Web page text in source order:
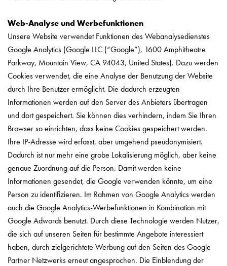
Web-Analyse und Werbefunktionen
Unsere Website verwendet Funktionen des Webanalysedienstes
Google Analytics (Google LLC (“Google”), 1600 Amphitheatre
Parkway, Mountain View, CA 94043, United States). Dazu werden
Cookies verwendet, die eine Analyse der Benutzung der Website
durch Ihre Benutzer ermöglicht. Die dadurch erzeugten
Informationen werden auf den Server des Anbieters übertragen
und dort gespeichert. Sie können dies verhindern, indem Sie Ihren
Browser so einrichten, dass keine Cookies gespeichert werden.
Ihre IP-Adresse wird erfasst, aber umgehend pseudonymisiert.
Dadurch ist nur mehr eine grobe Lokalisierung möglich, aber keine
genaue Zuordnung auf die Person. Damit werden keine
Informationen gesendet, die Google verwenden könnte, um eine
Person zu identifizieren. Im Rahmen von Google Analytics werden
auch die Google Analytics-Werbefunktionen in Kombination mit
Google Adwords benutzt. Durch diese Technologie werden Nutzer,
die sich auf unseren Seiten für bestimmte Angebote interessiert
haben, durch zielgerichtete Werbung auf den Seiten des Google
Partner Netzwerks erneut angesprochen. Die Einblendung der